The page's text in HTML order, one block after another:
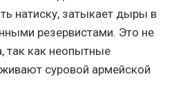
натиску, затыкает дыры в
резервистами. Это не
так как неопытные
суровой армейской